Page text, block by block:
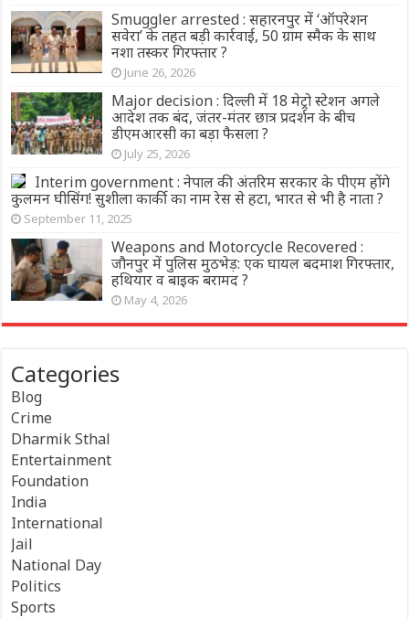
Smuggler arrested : सहारनपुर में ‘ऑपरेशन
सवेरा’ के तहत बड़ी कार्रवाई, 50 ग्राम स्मैक के साथ
नशा तस्कर गिरफ्तार ?
June 26, 2026
Major decision : दिल्ली में 18 मेट्रो स्टेशन अगले
आदेश तक बंद, जंतर-मंतर छात्र प्रदर्शन के बीच
डीएमआरसी का बड़ा फैसला ?
July 25, 2026
Interim government : नेपाल की अंतरिम सरकार के पीएम होंगे
कुलमन घीसिंग! सुशीला कार्की का नाम रेस से हटा, भारत से भी है नाता ?
September 11, 2025
Weapons and Motorcycle Recovered :
जौनपुर में पुलिस मुठभेड़: एक घायल बदमाश गिरफ्तार,
हथियार व बाइक बरामद ?
May 4, 2026
Categories
Blog
Crime
Dharmik Sthal
Entertainment
Foundation
India
International
Jail
National Day
Politics
Sports